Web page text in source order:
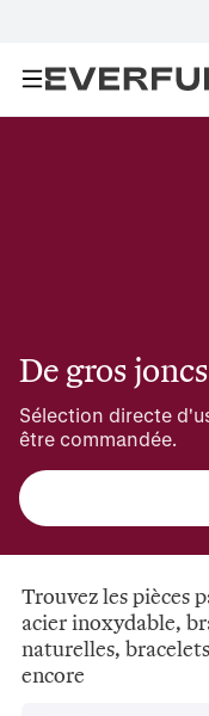
De gros
Sélection directe
être commandée.
Trouvez les pièces
acier inoxydable,
naturelles,
encore